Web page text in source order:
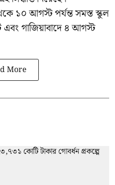
১০ আগস্ট পর্যন্ত সমস্ত স্কুল
গাজিয়াবাদে ৪ আগস্ট
More